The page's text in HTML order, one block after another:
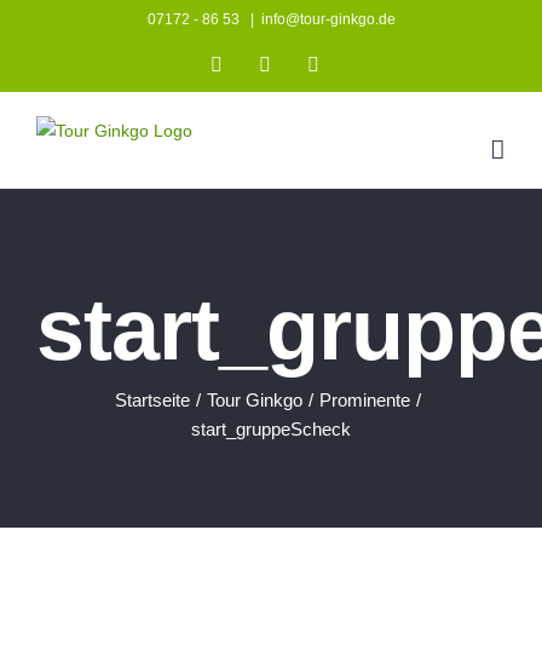
07172 - 86 53 info@tour-ginkgo.de
InstagramFacebook
Startseite / Tour Ginkgo / Prominente /
start_gruppeScheck